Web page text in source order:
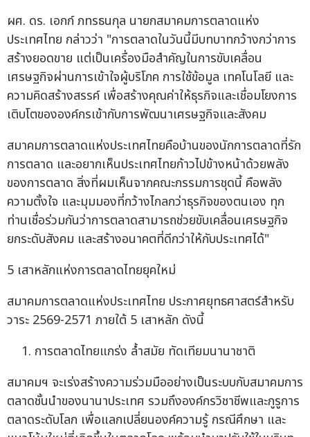
ผศ. ดร. เอกก์ ภทรธนกุล นายกสมาคมการตลาดแห่ง
ประเทศไทย กล่าวว่า "การตลาดในวันนี้มีบทบาทกว้างกว่าการ
สร้างยอดขาย แต่เป็นเครื่องมือสำคัญในการขับเคลื่อน
เศรษฐกิจผ่านการเข้าใจผู้บริโภค การใช้ข้อมูล เทคโนโลยี และ
ความคิดสร้างสรรค์ เพื่อสร้างคุณค่าให้ธุรกิจและเชื่อมโยงการ
เติบโตขององค์กรเข้ากับการพัฒนาเศรษฐกิจและสังคม
สมาคมการตลาดแห่งประเทศไทยคือบ้านของนักการตลาดที่รัก
การตลาด และอยากเห็นประเทศไทยก้าวไปข้างหน้าด้วยพลัง
ของการตลาด สิ่งที่ผมเห็นจากคณะกรรมการชุดนี้ คือพลัง
ความตั้งใจ และมุมมองที่กว้างไกลกว่าธุรกิจของตนเอง ทุก
ท่านเชื่อร่วมกันว่าการตลาดสามารถช่วยขับเคลื่อนเศรษฐกิจ
ยกระดับสังคม และสร้างอนาคตที่ดีกว่าให้กับประเทศได้"
5 เสาหลักแห่งการตลาดไทยยุคใหม่
สมาคมการตลาดแห่งประเทศไทย ประกาศยุทธศาสตร์สำหรับ
วาระ 2569-2571 ภายใต้ 5 เสาหลัก ดังนี้
การตลาดไทยแกร่ง ล้ำสมัย ทัดเทียมนานาชาติ
สมาคมฯ จะเร่งสร้างความร่วมมืออย่างเป็นระบบกับสมาคมการ
ตลาดชั้นนำของนานาประเทศ รวมถึงองค์กรวิชาชีพและกูรูการ
ตลาดระดับโลก เพื่อแลกเปลี่ยนองค์ความรู้ กรณีศึกษา และ